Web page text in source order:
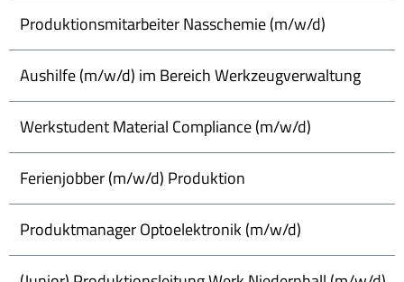
Produktionsmitarbeiter Nasschemie (m/w/d)
Aushilfe (m/w/d) im Bereich Werkzeugverwaltung
Werkstudent Material Compliance (m/w/d)
Ferienjobber (m/w/d) Produktion
Produktmanager Optoelektronik (m/w/d)